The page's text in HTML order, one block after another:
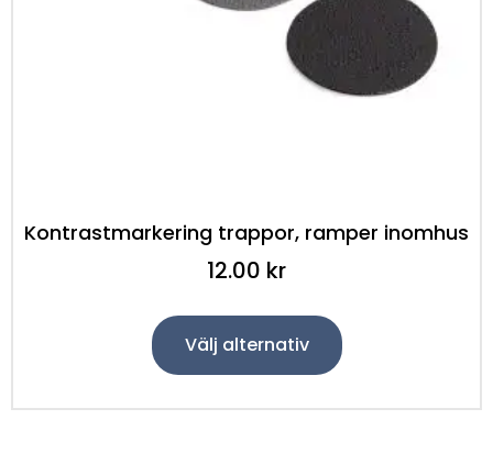
Kontrastmarkering trappor, ramper inomhus
12.00 kr
Välj alternativ